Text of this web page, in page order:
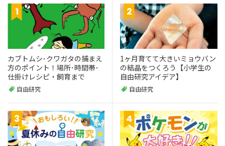
カブトムシ･クワガタの捕まえ
方のポイント！場所･時間帯･
仕掛けレシピ・飼育まで
自由研究
1ヶ月育てて大きいミョウバン
の結晶をつくろう【小学生の
自由研究アイデア】
自由研究